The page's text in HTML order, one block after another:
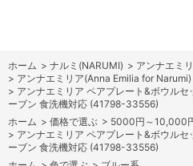
ホーム > ナルミ(NARUMI) > アンナエミ
> アンナエミリア(Anna Emilia for
> アンナエミリア ペアプレート&ボウル
ーブン 食洗機対応 (41798-33556)
ホーム > 価格で選ぶ > 5000円～10,000
> アンナエミリア ペアプレート&ボウル
ーブン 食洗機対応 (41798-33556)